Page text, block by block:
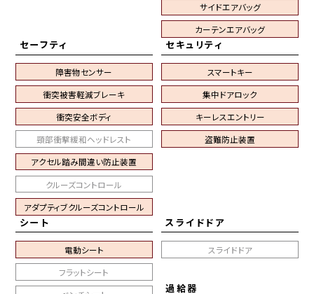
サイドエアバッグ
カーテンエアバッグ
セーフティ
障害物センサー
衝突被害軽減ブレーキ
衝突安全ボディ
頸部衝撃緩和ヘッドレスト
アクセル踏み間違い防止装置
クルーズコントロール
アダプティブクルーズコントロール
セキュリティ
スマートキー
集中ドアロック
キーレスエントリー
盗難防止装置
シート
電動シート
フラットシート
スライドドア
スライドドア
過給器